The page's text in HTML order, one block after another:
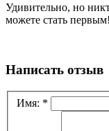
Удивительно, но
можете стать первым!
Написать отзыв
Имя: *